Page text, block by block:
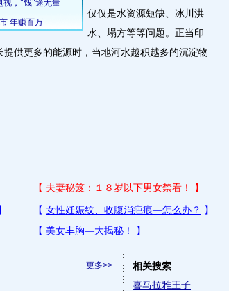
仅仅是水资源短缺、冰川洪
水、塌方等等问题。正当印
供更多的能源时，当地河水越积越多的沉淀物
更多>>
相关搜索
喜马拉雅王子